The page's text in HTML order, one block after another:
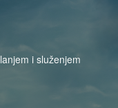
i služenjem